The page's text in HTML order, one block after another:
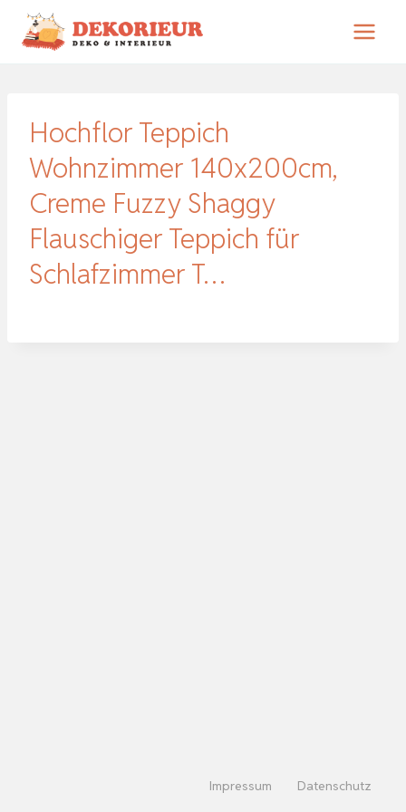
Zum
Inhalt
Hochflor Teppich
Wohnzimmer 140x200cm,
Creme Fuzzy Shaggy
Flauschiger Teppich für
Schlafzimmer T…
Impressum Datenschutz